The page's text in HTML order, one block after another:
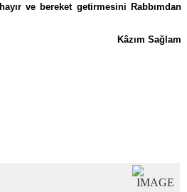
ve bereket getirmesini Rabbımdan
Kâzım Sağlam